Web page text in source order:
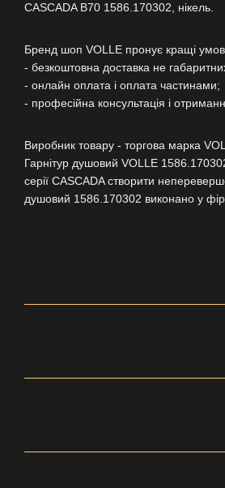
CASCADA B70 1586.170302, нікель.
Бренд шоп VOLLE пронує кращі
- безкоштовна доставка не
- онлайн оплата і оплата частинами;
- професійна консультація і
Виробник товару - торгова марка
Гарнітур душовий VOLLE
серії CASCADA створити
душовий 1586.170302 виконано у